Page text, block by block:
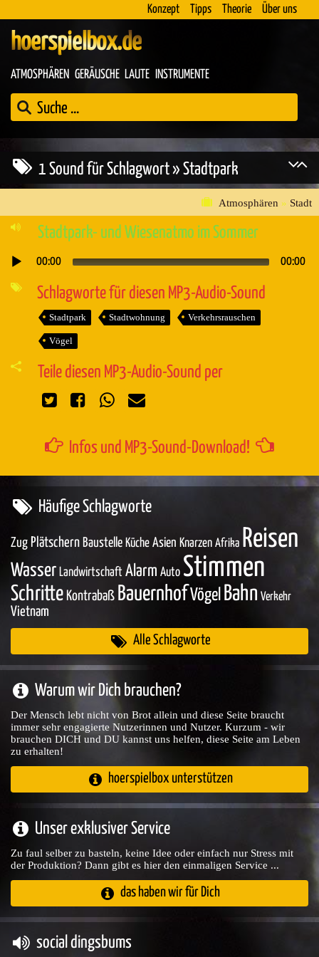
Konzept Tipps Theorie Über uns
hoerspielbox.de
ATMOSPHÄREN GERÄUSCHE LAUTE INSTRUMENTE
1 Sound für Schlagwort » Stadtpark
Atmosphären » Stadt
Stadtpark- und Wiesenatmo im Sommer
Audio-
00:00 00:00
Schlagworte für diesen MP3-Audio-Sound
Stadtpark Stadtwohnung Verkehrsrauschen
Vögel
Teile diesen MP3-Audio-Sound per
Infos und MP3-Sound-Download!
Häufige Schlagworte
Zug Plätschern Baustelle Küche Asien Knarzen Afrika Reisen
Wasser Landwirtschaft Alarm Auto Stimmen
Schritte Kontrabaß BauernhofVögel Bahn Verkehr
Vietnam
Alle Schlagworte
Warum wir Dich brauchen?
Der Mensch lebt nicht von Brot allein und diese Seite braucht
immer sehr engagierte Nutzerinnen und Nutzer. Kurzum - wir
brauchen DICH und DU kannst uns helfen, diese Seite am Leben
zu erhalten!
hoerspielbox unterstützen
Unser exklusiver Service
Zu faul selber zu basteln, keine Idee oder einfach nur Stress mit
der Produktion? Dann gibt es hier den einmaligen Service ...
das haben wir für Dich
social dingsbums